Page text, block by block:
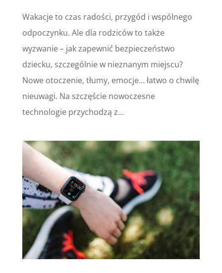
Wakacje to czas radości, przygód i wspólnego
odpoczynku. Ale dla rodziców to także
wyzwanie – jak zapewnić bezpieczeństwo
dziecku, szczególnie w nieznanym miejscu?
Nowe otoczenie, tłumy, emocje… łatwo o chwilę
nieuwagi. Na szczęście nowoczesne
technologie przychodzą z...